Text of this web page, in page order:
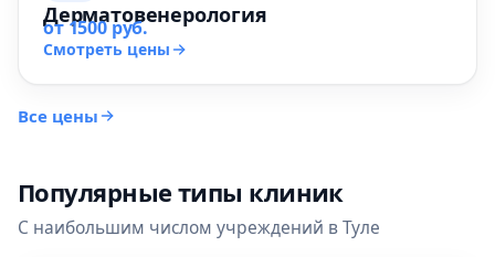
Дерматовенерология
от 1500 руб.
Смотреть цены
Все цены
Популярные типы клиник
С наибольшим числом учреждений в Туле